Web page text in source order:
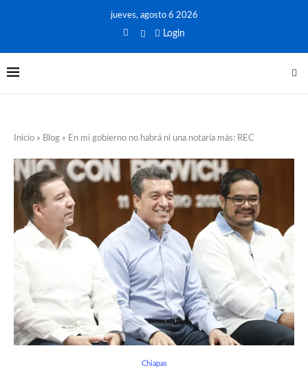
jueves, agosto 6 2026
Login
Inicio » Blog » En mi gobierno no habrá ni una notaría más: REC
Chiapas